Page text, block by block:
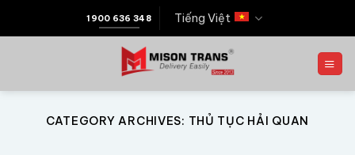
1900 636 348 Tiếng Việt
CATEGORY ARCHIVES: THỦ TỤC HẢI QUAN